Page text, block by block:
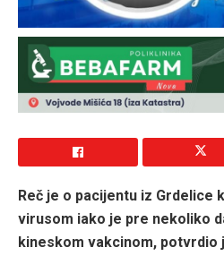
Reč je o pacijentu iz Grdelice
virusom iako je pre nekoliko
kineskom vakcinom,